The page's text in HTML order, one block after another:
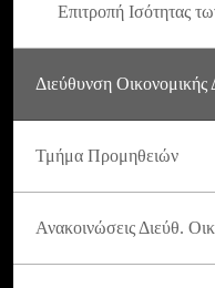
Επιτροπή Ισότητας
Διεύθυνση Οικονομικής
Τμήμα Προμηθειών
Ανακοινώσεις Διεύθ.